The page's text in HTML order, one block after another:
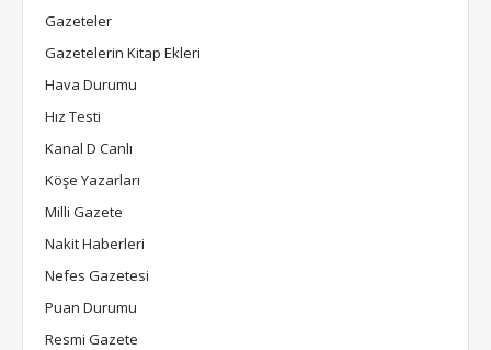
Gazeteler
Gazetelerin Kitap Ekleri
Hava Durumu
Hız Testi
Kanal D Canlı
Köşe Yazarları
Milli Gazete
Nakit Haberleri
Nefes Gazetesi
Puan Durumu
Resmi Gazete